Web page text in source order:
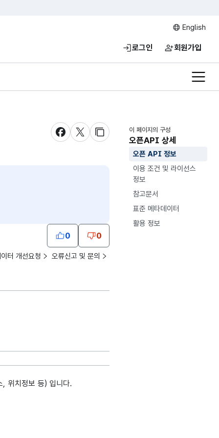
English
로그인 회원가입
전체
새창 열림새창 열림새창 열림
0 0
이 페이지의 구성
오픈API 상세
오픈 API 정보
이용 조건 및 라이선스
정보
참고문서
표준 메타데이터
활용 정보
터 개선요청 오류신고 및 문의
, 위치정보 등) 입니다.